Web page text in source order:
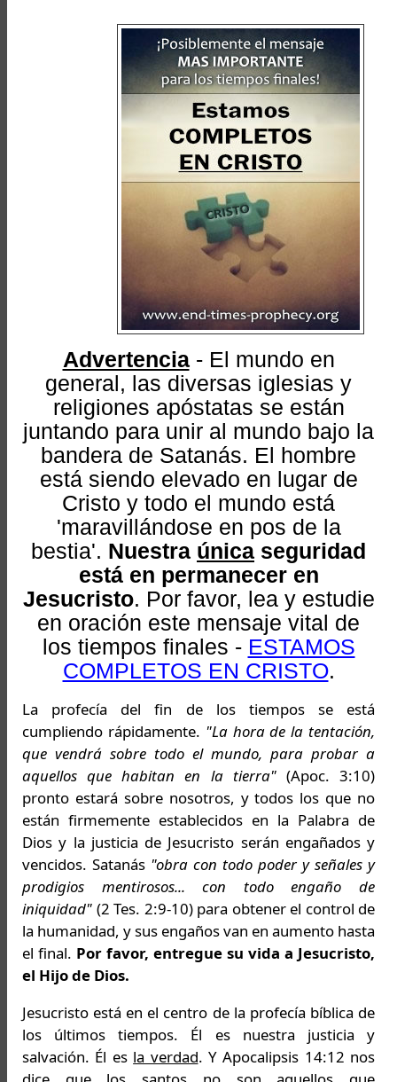
Advertencia- El mundo en
general, las diversas iglesias y
religiones apóstatas se están
juntando para unir al mundo bajo la
bandera de Satanás. El hombre
está siendo elevado en lugar de
Cristo y todo el mundo está
'maravillándose en pos de la
bestia'. Nuestra única seguridad
está en permanecer en
Jesucristo. Por favor, lea y estudie
en oración este mensaje vital de
los tiempos finales - ESTAMOS
COMPLETOS EN CRISTO.
La profecía del fin de los tiempos se está
cumpliendo rápidamente. "La hora de la tentación,
que vendrá sobre todo el mundo, para probar a
aquellos que habitan en la tierra"(Apoc. 3:10)
pronto estará sobre nosotros, y todos los que no
están firmemente establecidos en la Palabra de
Dios y la justicia de Jesucristo serán engañados y
vencidos. Satanás "obra con todo poder y señales y
prodigios mentirosos... con todo engaño de
iniquidad" (2 Tes. 2:9-10) para obtener el control de
la humanidad, y sus engaños van en aumento hasta
el final. Por favor, entregue su vida a Jesucristo,
el Hijo de Dios.
Jesucristo está en el centro de la profecía bíblica de
los últimos tiempos. Él es nuestra justicia y
salvación. Él es la verdad. Y Apocalipsis 14:12 nos